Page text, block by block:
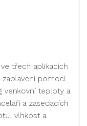
třech aplikacích
pomocí
venkovní teploty a
a zasedacích
vlhkost a